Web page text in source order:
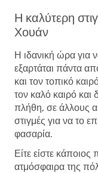
Η καλύτερη
Χουάν
Η ιδανική ώρα για
εξαρτάται πάντα
και τον τοπικό
τον καλό καιρό και
πλήθη, σε άλλους
στιγμές για να το
φασαρία.
Είτε είστε
ατμόσφαιρα της